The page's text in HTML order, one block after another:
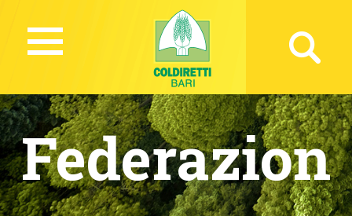
Federazion